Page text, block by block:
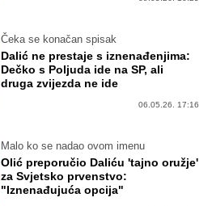
Čeka se konačan spisak
Dalić ne prestaje s iznenađenjima:
Dečko s Poljuda ide na SP, ali
druga zvijezda ne ide
06.05.26. 17:16
Malo ko se nadao ovom imenu
Olić preporučio Daliću 'tajno oružje'
za Svjetsko prvenstvo:
"Iznenađujuća opcija"